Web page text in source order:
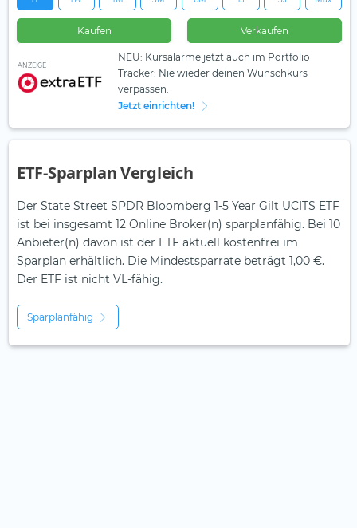
Kaufen Verkaufen
ANZEIGE
NEU: Kursalarme jetzt auch im Portfolio
Tracker: Nie wieder deinen Wunschkurs
verpassen.
Jetzt einrichten!
ETF-Sparplan Vergleich
Der State Street SPDR Bloomberg 1-5 Year Gilt UCITS ETF
ist bei insgesamt 12 Online Broker(n) sparplanfähig. Bei 10
Anbieter(n) davon ist der ETF aktuell kostenfrei im
Sparplan erhältlich. Die Mindestsparrate beträgt 1,00 €.
Der ETF ist nicht VL-fähig.
Sparplanfähig